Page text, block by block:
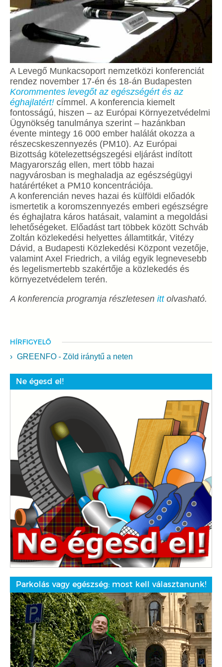
A Levegő Munkacsoport nemzetközi konferenciát
rendez november 17-én és 18-án Budapesten
Korommentes levegőt az egészségért és az
éghajlatért! címmel. A konferencia kiemelt
fontosságú, hiszen – az Európai Környezetvédelmi
Ügynökség tanulmánya szerint – hazánkban
évente mintegy 16 000 ember halálát okozza a
részecskeszennyezés (PM10). Az Európai
Bizottság kötelezettségszegési eljárást indított
Magyarország ellen, mert több hazai
nagyvárosban is meghaladja az egészségügyi
határértéket a PM10 koncentrációja.
A konferencián neves hazai és külföldi előadók
ismertetik a koromszennyezés emberi egészségre
és éghajlatra káros hatásait, valamint a megoldási
lehetőségeket. Előadást tart többek között Schváb
Zoltán közlekedési helyettes államtitkár, Vitézy
Dávid, a Budapesti Közlekedési Központ vezetője,
valamint Axel Friedrich, a világ egyik legnevesebb
és legelismertebb szakértője a közlekedés és
környezetvédelem terén.
A konferencia programja részletesen itt olvasható.
HÍRFIGYELŐ
GREENFO - Zöld iránytű a neten
Ne égesd el!
Parkolás vagy egészség: most kell választanunk!